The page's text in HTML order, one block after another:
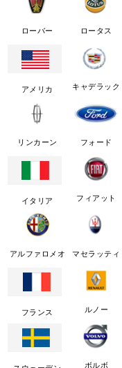
ローバー ロータス
アメリカ キャデラック
リンカーン フォード
イタリア フィアット
アルファロメオ マセラッティ
フランス ルノー
ボルボ